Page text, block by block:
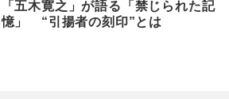
「五木寛之」が語る「禁じられた記
憶」 “引揚者の刻印”とは